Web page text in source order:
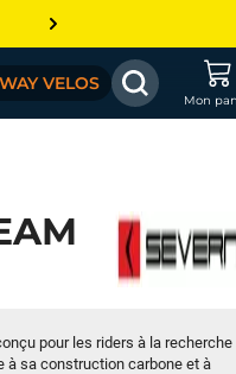
VELOS
Mon
pour les riders à la recherche
à sa construction carbone et à